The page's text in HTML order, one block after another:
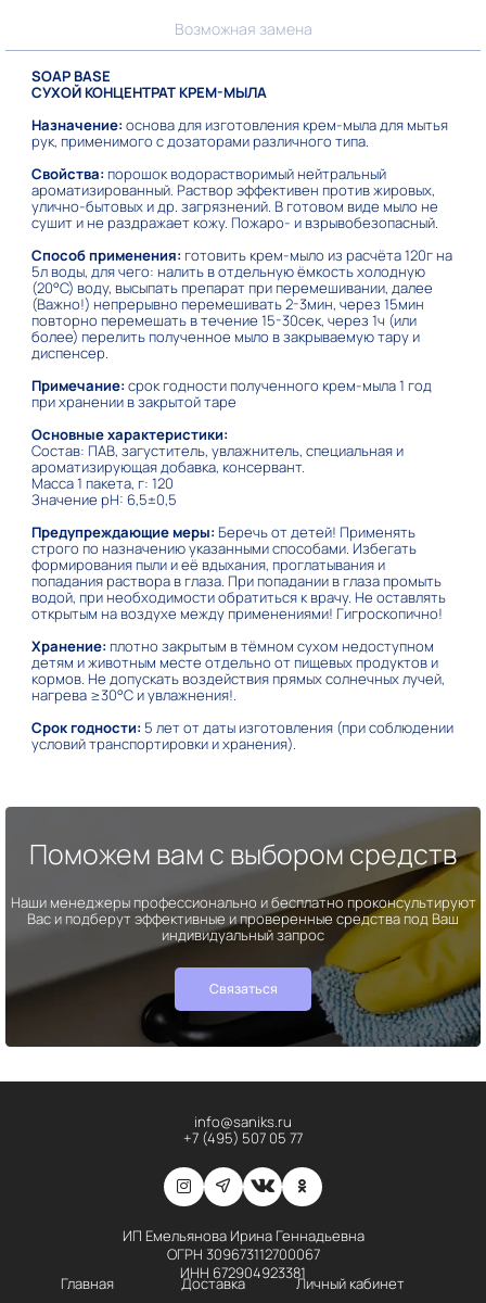
Возможная замена
SOAP BASE
СУХОЙ КОНЦЕНТРАТ КРЕМ-МЫЛА
Назначение: основа для изготовления крем-мыла для мытья
рук, применимого с дозаторами различного типа.
Свойства: порошок водорастворимый нейтральный
ароматизированный. Раствор эффективен против жировых,
улично-бытовых и др. загрязнений. В готовом виде мыло не
сушит и не раздражает кожу. Пожаро- и взрывобезопасный.
Способ применения: готовить крем-мыло из расчёта 120г на
5л воды, для чего: налить в отдельную ёмкость холодную
(20°С) воду, высыпать препарат при перемешивании, далее
(Важно!) непрерывно перемешивать 2-3мин, через 15мин
повторно перемешать в течение 15-30сек, через 1ч (или
более) перелить полученное мыло в закрываемую тару и
диспенсер.
Примечание:срок годности полученного крем-мыла 1 год
при хранении в закрытой таре
Основные характеристики:
Состав: ПАВ, загуститель, увлажнитель, специальная и
ароматизирующая добавка, консервант.
Масса 1 пакета, г: 120
Значение pH: 6,5±0,5
Предупреждающие меры: Беречь от детей! Применять
строго по назначению указанными способами. Избегать
формирования пыли и её вдыхания, проглатывания и
попадания раствора в глаза. При попадании в глаза промыть
водой, при необходимости обратиться к врачу. Не оставлять
открытым на воздухе между применениями! Гигроскопично!
Хранение: плотно закрытым в тёмном сухом недоступном
детям и животным месте отдельно от пищевых продуктов и
кормов. Не допускать воздействия прямых солнечных лучей,
нагрева ≥30°С и увлажнения!.
Срок годности: 5 лет от даты изготовления (при соблюдении
условий транспортировки и хранения).
Поможем вам с выбором средств
Наши менеджеры профессионально и бесплатно проконсультируют
Вас и подберут эффективные и проверенные средства под Ваш
индивидуальный запрос
Связаться
info@saniks.ru
+7 (495) 507 05 77
ИП Емельянова Ирина Геннадьевна
ОГРН 309673112700067
ИНН 672904923381
Главная Доставка Личный кабинет